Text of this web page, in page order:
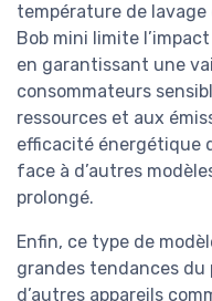
température de
Bob mini limite
en garantissant une
consommateurs
ressources et aux
efficacité énergétique
face à d’autres
prolongé.
Enfin, ce type de
grandes tendances
d’autres appareils